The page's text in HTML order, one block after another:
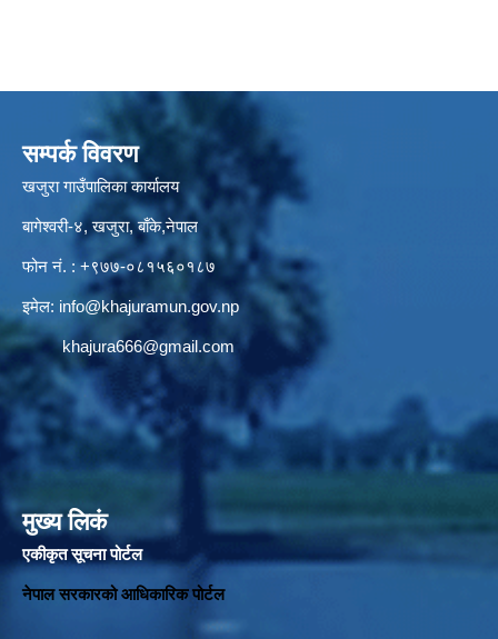
सम्पर्क विवरण
खजुरा गाउँपालिका कार्यालय
बागेश्वरी-४, खजुरा, बाँके,नेपाल
फोन नं. : +९७७-०८१५६०१८७
इमेल: info@khajuramun.gov.np
khajura666@gmail.com
मुख्य लिकं
एकीकृत सूचना पोर्टल
नेपाल सरकारको आधिकारिक पोर्टल